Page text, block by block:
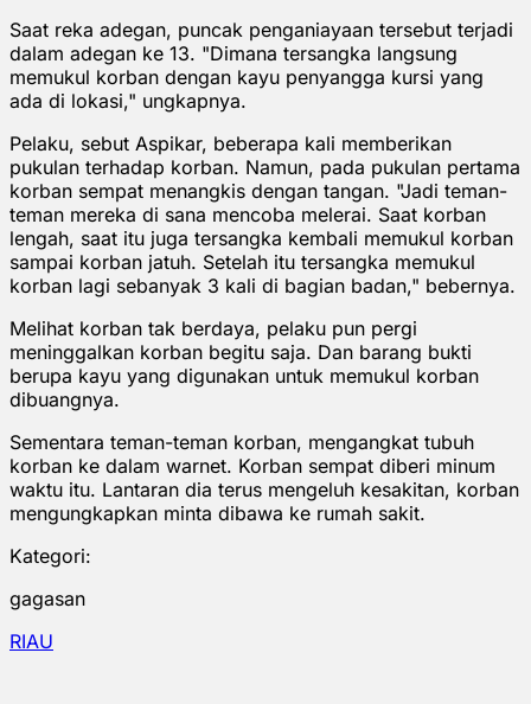
Saat reka adegan, puncak penganiayaan tersebut terjadi
dalam adegan ke 13. "Dimana tersangka langsung
memukul korban dengan kayu penyangga kursi yang
ada di lokasi," ungkapnya.
Pelaku, sebut Aspikar, beberapa kali memberikan
pukulan terhadap korban. Namun, pada pukulan pertama
korban sempat menangkis dengan tangan. "Jadi teman-
teman mereka di sana mencoba melerai. Saat korban
lengah, saat itu juga tersangka kembali memukul korban
sampai korban jatuh. Setelah itu tersangka memukul
korban lagi sebanyak 3 kali di bagian badan," bebernya.
Melihat korban tak berdaya, pelaku pun pergi
meninggalkan korban begitu saja. Dan barang bukti
berupa kayu yang digunakan untuk memukul korban
dibuangnya.
Sementara teman-teman korban, mengangkat tubuh
korban ke dalam warnet. Korban sempat diberi minum
waktu itu. Lantaran dia terus mengeluh kesakitan, korban
mengungkapkan minta dibawa ke rumah sakit.
Kategori:
gagasan
RIAU